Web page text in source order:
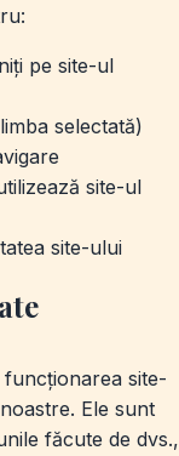
pe site-ul
selectată)
site-ul
site-ului
site-
Ele sunt
făcute de dvs.,